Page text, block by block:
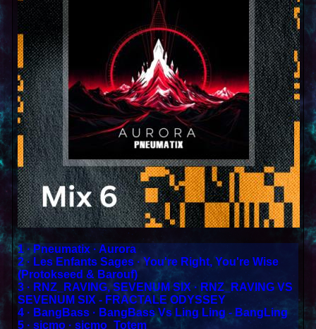
1 · Pneumatix · Aurora
2 · Les Enfants Sages · You're Right, You're Wise
(Protokseed & Barouf)
3 · RNZ_RAVING, SEVENUM SIX · RNZ_RAVING VS
SEVENUM SIX - FRACTALE ODYSSEY
4 · BangBass · BangBass Vs Ling Ling - BangLing
5 · sicmo · sicmo_Totem